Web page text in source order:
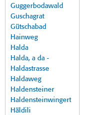
Guggerbodawald
Guschagrat
Gütschabad
Hainweg
Halda
Halda, a da -
Haldastrasse
Haldaweg
Haldensteiner
Haldensteinwingert
Häldili